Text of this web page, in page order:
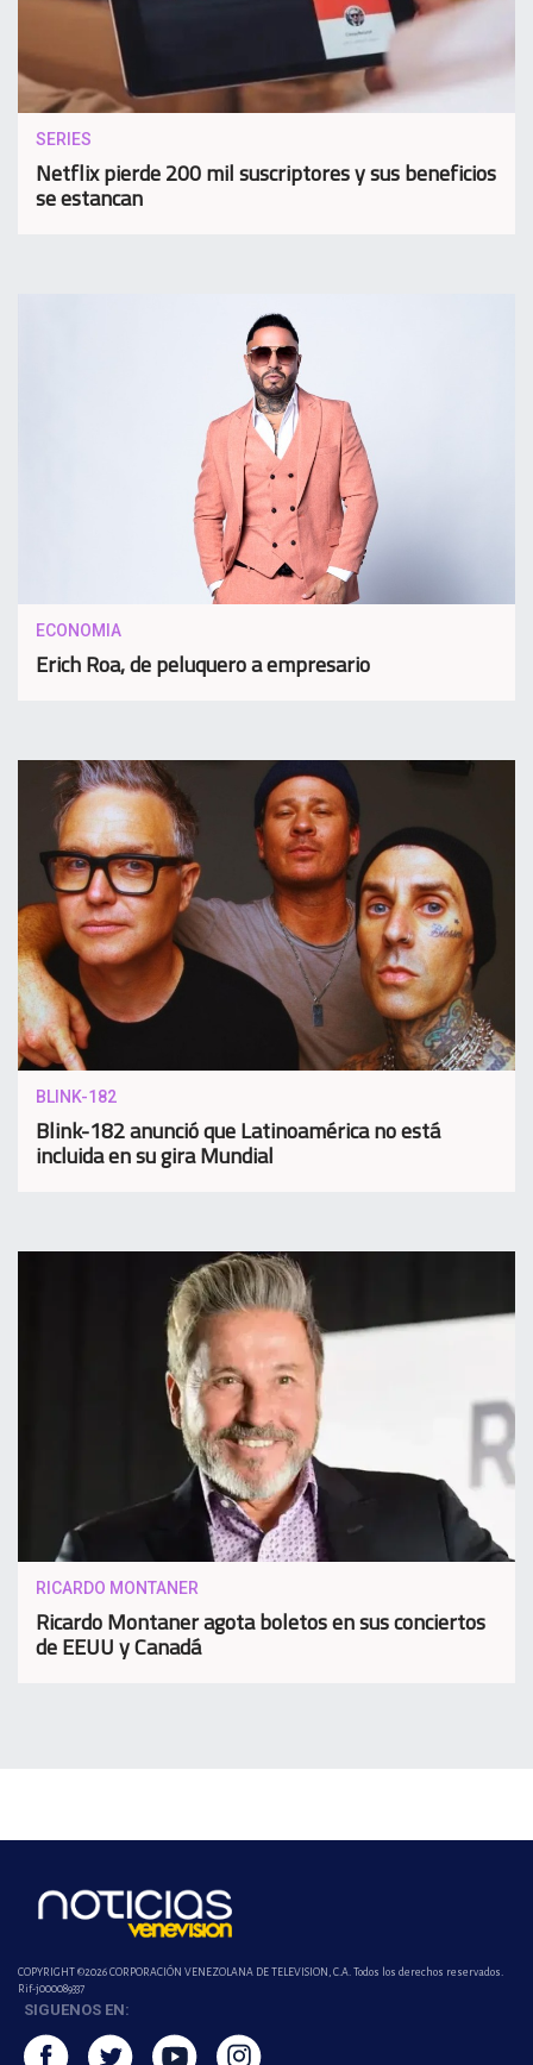
SERIES
Netflix pierde 200 mil suscriptores y sus beneficios
se estancan
ECONOMIA
Erich Roa, de peluquero a empresario
BLINK-182
Blink-182 anunció que Latinoamérica no está
incluida en su gira Mundial
RICARDO MONTANER
Ricardo Montaner agota boletos en sus conciertos
de EEUU y Canadá
COPYRIGHT ©2026 CORPORACIÓN VENEZOLANA DE TELEVISION, C.A. Todos los derechos reservados.
Rif-j000089337
SIGUENOS EN: